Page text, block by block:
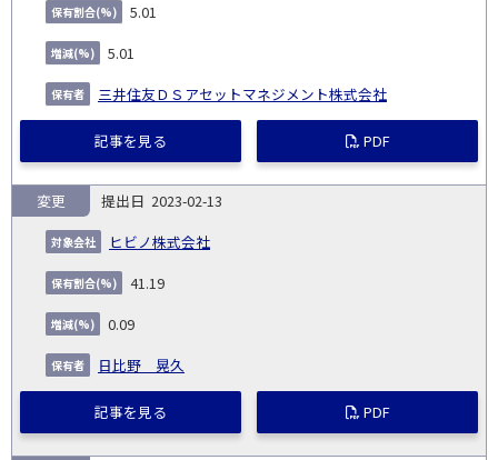
5.01
5.01
三井住友ＤＳアセットマネジメント株式会社
記事を見る PDF
2023-02-13
ヒビノ株式会社
変更
41.19
0.09
日比野 晃久
記事を見る PDF